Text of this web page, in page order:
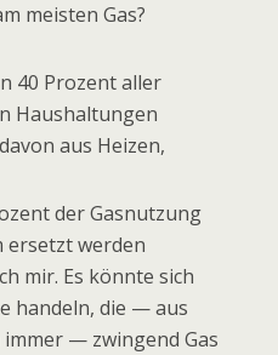
meisten Gas?
40 Prozent aller
Haushaltungen
aus Heizen,
der Gasnutzung
ersetzt werden
mir. Es könnte sich
handeln, die — aus
— zwingend Gas